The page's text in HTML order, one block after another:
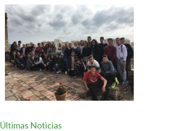
Últimas Noticias